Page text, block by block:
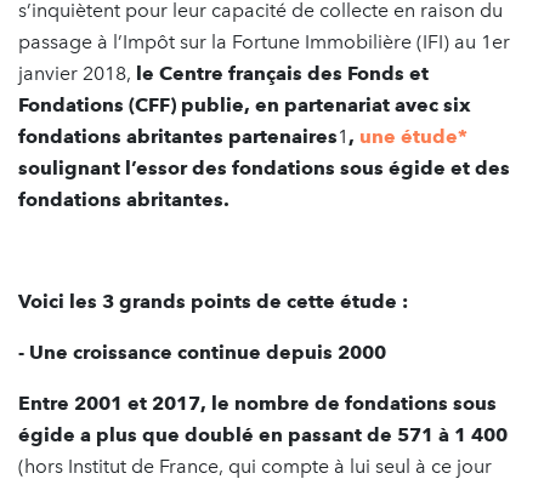
s’inquiètent pour leur capacité de collecte en raison du
passage à l’Impôt sur la Fortune Immobilière (IFI) au 1er
janvier 2018, le Centre français des Fonds et
Fondations (CFF) publie, en partenariat avec six
fondations abritantes partenaires1 , une étude*
soulignant l’essor des fondations sous égide et des
fondations abritantes.
Voici les 3 grands points de cette étude :
- Une croissance continue depuis 2000
Entre 2001 et 2017, le nombre de fondations sous
égide a plus que doublé en passant de 571 à 1 400
(hors Institut de France, qui compte à lui seul à ce jour